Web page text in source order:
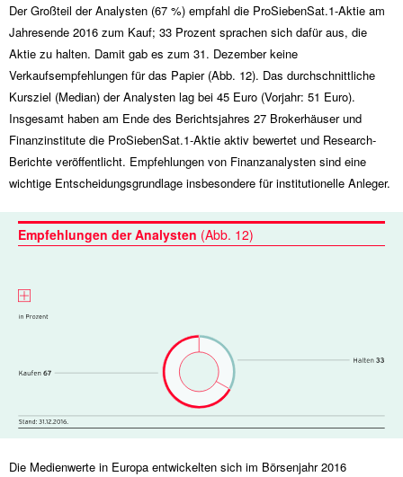
Der Großteil der Analysten (67 %) empfahl die ProSiebenSat.1-Aktie am
Jahresende 2016 zum Kauf; 33 Prozent sprachen sich dafür aus, die
Aktie zu halten. Damit gab es zum 31. Dezember keine
Verkaufsempfehlungen für das Papier (Abb. 12). Das durchschnittliche
Kursziel (Median) der Analysten lag bei 45 Euro (Vorjahr: 51 Euro).
Insgesamt haben am Ende des Berichtsjahres 27 Brokerhäuser und
Finanzinstitute die ProSiebenSat.1-Aktie aktiv bewertet und Research-
Berichte veröffentlicht. Empfehlungen von Finanzanalysten sind eine
wichtige Entscheidungsgrundlage insbesondere für institutionelle Anleger.
Empfehlungen der Analysten (Abb. 12)
Die Medienwerte in Europa entwickelten sich im Börsenjahr 2016